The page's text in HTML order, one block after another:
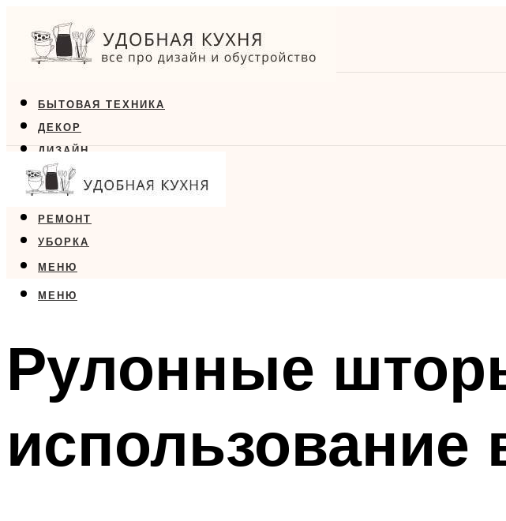
БЫТОВАЯ ТЕХНИКА
ДЕКОР
ДИЗАЙН
ЕДА
МЕБЕЛЬ
РЕМОНТ
УБОРКА
МЕНЮ
МЕНЮ
Рулонные
использование